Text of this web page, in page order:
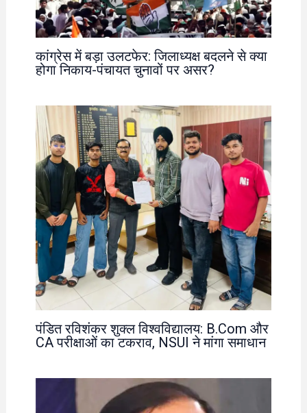
कांग्रेस में बड़ा उलटफेर: जिलाध्यक्ष बदलने से क्या
होगा निकाय-पंचायत चुनावों पर असर?
पंडित रविशंकर शुक्ल विश्वविद्यालय: B.Com और
CA परीक्षाओं का टकराव, NSUI ने मांगा समाधान